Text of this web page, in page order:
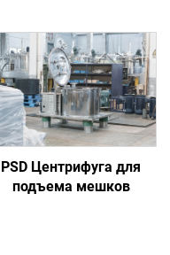
PSD Центрифуга для
подъема мешков